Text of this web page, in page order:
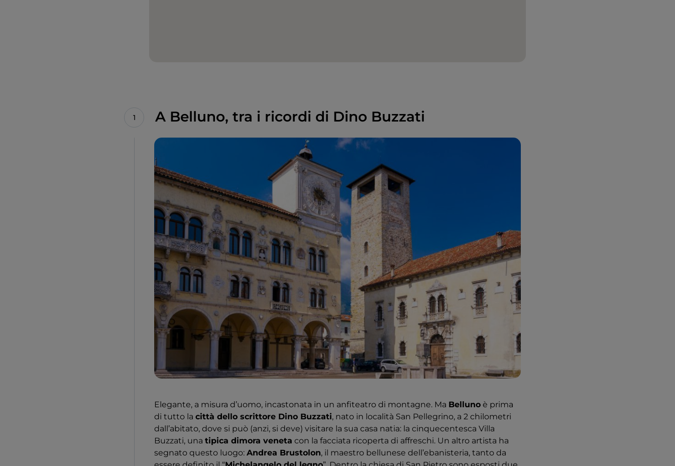
A Belluno, tra i ricordi di Dino Buzzati
Elegante, a misura d’uomo, incastonata in un anfiteatro di montagne. Ma Belluno è prima
di tutto la città dello scrittore Dino Buzzati, nato in località San Pellegrino, a 2 chilometri
dall’abitato, dove si può (anzi, si deve) visitare la sua casa natia: la cinquecentesca Villa
Buzzati, una tipica dimora veneta con la facciata ricoperta di affreschi. Un altro artista ha
segnato questo luogo: Andrea Brustolon, il maestro bellunese dell’ebanisteria, tanto da